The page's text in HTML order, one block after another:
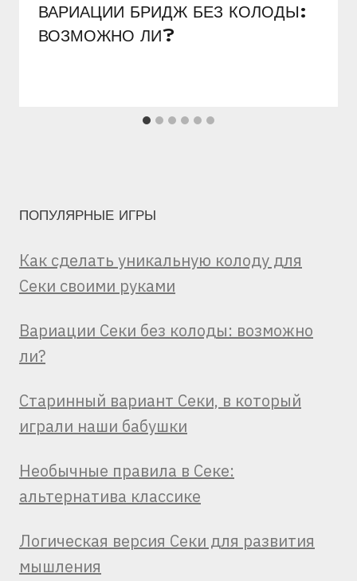
ВАРИАЦИИ БРИДЖ БЕЗ КОЛОДЫ:
ВОЗМОЖНО ЛИ?
ПОПУЛЯРНЫЕ ИГРЫ
Как сделать уникальную колоду для
Секи своими руками
Вариации Секи без колоды: возможно
ли?
Старинный вариант Секи, в который
играли наши бабушки
Необычные правила в Секе:
альтернатива классике
Логическая версия Секи для развития
мышления